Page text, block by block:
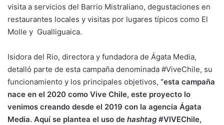
visita a servicios del Barrio Mistraliano, degustaciones en
restaurantes locales y visitas por lugares típicos como El
Molle y Gualliguaica.
Isidora del Rio, directora y fundadora de Ágata Media,
detalló parte de esta campaña denominada #ViveChile, su
funcionamiento y los principales objetivos, “esta campaña
nace en el 2020 como Vive Chile, este proyecto lo
venimos creando desde el 2019 con la agencia Ágata
Media. Aquí se plantea el uso de hashtag #VIVEChile,